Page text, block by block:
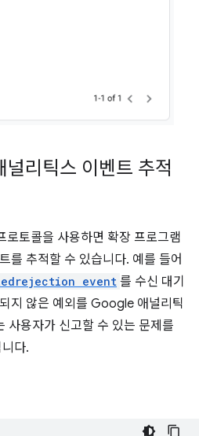
리틱스 이벤트 추적
토콜을 사용하면 확장 프로그램
를 추적할 수 있습니다. 예를 들어
event 를 수신 대기
지 않은 예외를 Google 애널리틱
사용자가 신고할 수 있는 문제를
다.